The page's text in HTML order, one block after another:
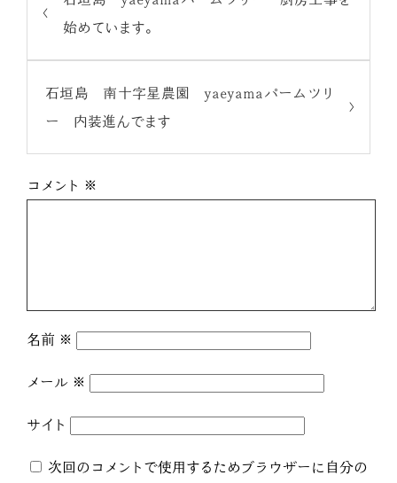
始めています。
石垣島 南十字星農園 yaeyamaパームツリ
ー 内装進んでます
コメント ※
名前 ※
メール ※
サイト
次回のコメントで使用するためブラウザーに自分の